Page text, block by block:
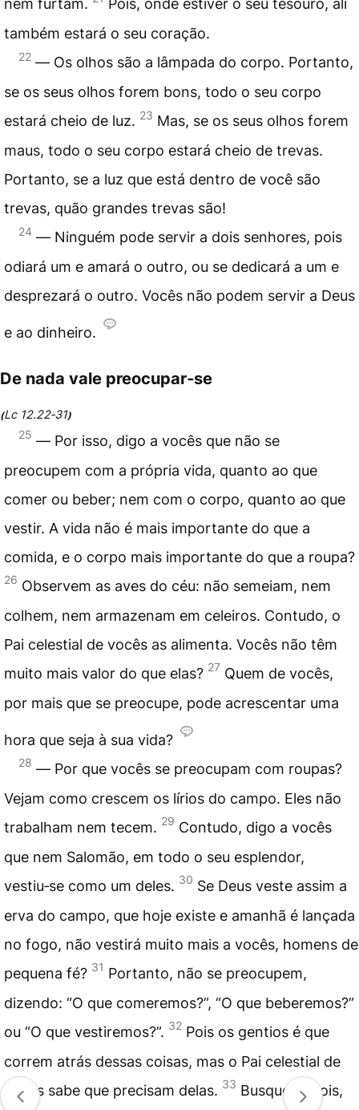
nem furtam.
Pois, onde estiver o seu tesouro, ali
também estará o seu coração.
22 ― Os olhos são a lâmpada do corpo. Portanto,
se os seus olhos forem bons, todo o seu corpo
estará cheio de luz. 23 Mas, se os seus olhos forem
maus, todo o seu corpo estará cheio de trevas.
Portanto, se a luz que está dentro de você são
trevas, quão grandes trevas são!
24 ― Ninguém pode servir a dois senhores, pois
odiará um e amará o outro, ou se dedicará a um e
desprezará o outro. Vocês não podem servir a Deus
e ao dinheiro.
De nada vale preocupar‑se
(Lc 12.22‑31)
25 ― Por isso, digo a vocês que não se
preocupem com a própria vida, quanto ao que
comer ou beber; nem com o corpo, quanto ao que
vestir. A vida não é mais importante do que a
comida, e o corpo mais importante do que a roupa?
26 Observem as aves do céu: não semeiam, nem
colhem, nem armazenam em celeiros. Contudo, o
Pai celestial de vocês as alimenta. Vocês não têm
muito mais valor do que elas? 27 Quem de vocês,
por mais que se preocupe, pode acrescentar uma
hora que seja à sua vida?
28 ― Por que vocês se preocupam com roupas?
Vejam como crescem os lírios do campo. Eles não
trabalham nem tecem. 29 Contudo, digo a vocês
que nem Salomão, em todo o seu esplendor,
vestiu‑se como um deles. 30 Se Deus veste assim a
erva do campo, que hoje existe e amanhã é lançada
no fogo, não vestirá muito mais a vocês, homens de
pequena fé? 31 Portanto, não se preocupem,
dizendo: “O que comeremos?”, “O que beberemos?”
ou “O que vestiremos?”. 32 Pois os gentios é que
correm atrás dessas coisas, mas o Pai celestial de
vocês sabe que precisam delas. 33 Busquem, pois,